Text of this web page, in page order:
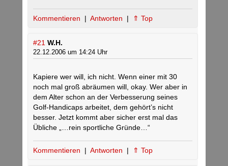
Kommentieren | Antworten | ⇑ Top
#21 W.H.
22.12.2006 um 14:24 Uhr
Kapiere wer will, ich nicht. Wenn einer mit 30
noch mal groß abräumen will, okay. Wer aber in
dem Alter schon an der Verbesserung seines
Golf-Handicaps arbeitet, dem gehört’s nicht
besser. Jetzt kommt aber sicher erst mal das
Übliche „…rein sportliche Gründe…“
Kommentieren | Antworten | ⇑ Top